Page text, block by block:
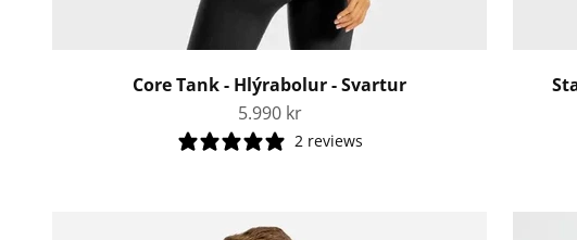
Core Tank - Hlýrabolur - Svartur
Tilboðsverð
5.990 kr
2 reviews